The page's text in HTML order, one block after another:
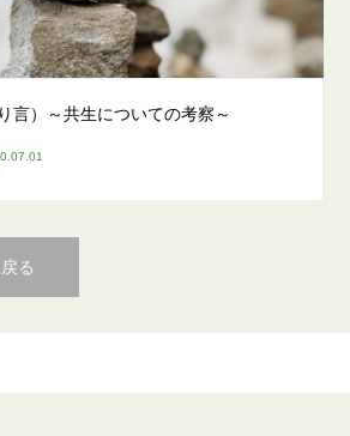
言）～共生についての考察～
る